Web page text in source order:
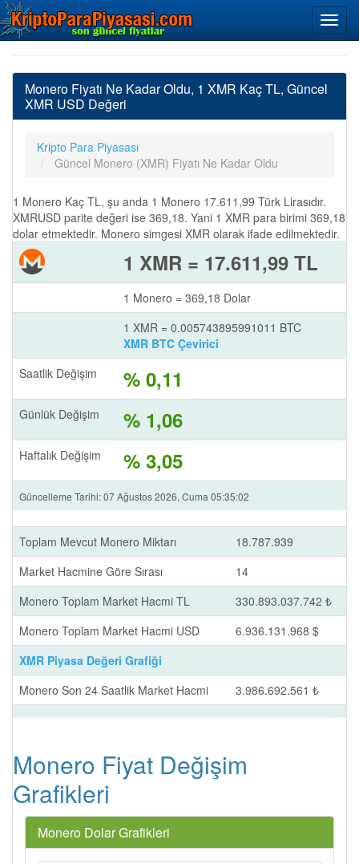
Monero Fiyatı Ne Kadar Oldu, 1 XMR Kaç TL, Güncel
XMR USD Değeri
Kripto Para Piyasası
Güncel Monero (XMR) Fiyatı Ne Kadar Oldu
1 Monero Kaç TL, şu anda 1 Monero 17.611,99 Türk Lirasıdır.
XMRUSD parite değeri ise 369,18. Yani 1 XMR para birimi 369,18
dolar etmektedir. Monero simgesi XMR olarak ifade edilmektedir.
1 XMR = 17.611,99 TL
1 Monero = 369,18 Dolar
1 XMR = 0.005743895991011 BTC
XMR BTC Çevirici
Saatlik Değişim
% 0,11
Günlük Değişim % 1,06
Haftalık Değişim % 3,05
Güncelleme Tarihi: 07 Ağustos 2026, Cuma 05:35:02
Toplam Mevcut Monero Miktarı
18.787.939
Market Hacmine Göre Sırası
14
Monero Toplam Market Hacmi TL
330.893.037.742 ₺
Monero Toplam Market Hacmi USD
6.936.131.968 $
XMR Piyasa Değeri Grafiği
Monero Son 24 Saatlik Market Hacmi
3.986.692.561 ₺
Monero Fiyat Değişim
Grafikleri
Monero Dolar Grafikleri